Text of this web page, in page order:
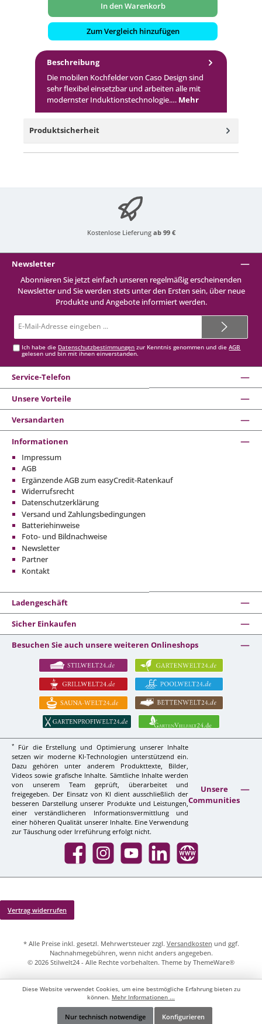
In den Warenkorb
Zum Vergleich hinzufügen
Beschreibung
Die mobilen Kochfelder von Caso Design sind
sehr flexibel einsetzbar und arbeiten alle mit
modernster Induktionstechnologie.… Mehr
Produktsicherheit
Kostenlose Lieferung ab 99 €
Newsletter
Abonnieren Sie jetzt einfach unseren regelmäßig erscheinenden
Newsletter und Sie werden stets unter den Ersten sein, über neue
Produkte und Angebote informiert werden.
Mail-
Ich habe die Datenschutzbestimmungen zur Kenntnis genommen und dieAGB
gelesen und bin mit ihnen einverstanden.
Service-Telefon
Unsere Vorteile
Versandarten
Informationen
Impressum
AGB
Ergänzende AGB zum easyCredit-Ratenkauf
Widerrufsrecht
Datenschutzerklärung
Versand und Zahlungsbedingungen
Batteriehinweise
Foto- und Bildnachweise
Newsletter
Partner
Kontakt
Ladengeschäft
Sicher Einkaufen
Besuchen Sie auch unsere weiteren Onlineshops
*
Für die Erstellung und Optimierung unserer Inhalte
setzen wir moderne KI-Technologien unterstützend ein.
Dazu gehören unter anderem Produkttexte, Bilder,
Videos sowie grafische Inhalte. Sämtliche Inhalte werden
von unserem Team geprüft, überarbeitet und
freigegeben. Der Einsatz von KI dient ausschließlich der
besseren Darstellung unserer Produkte und Leistungen,
einer verständlicheren Informationsvermittlung und
einer höheren Qualität unserer Inhalte. Eine Verwendung
zur Täuschung oder Irreführung erfolgt nicht.
Unsere
Communities
Facebook InstagramYouTube LinkedIn Website
Vertrag widerrufen
* Alle Preise inkl. gesetzl. Mehrwertsteuer zzgl. Versandkosten und ggf.
Nachnahmegebühren, wenn nicht anders angegeben.
© 2026 Stilwelt24 - Alle Rechte vorbehalten. Theme by ThemeWare®
Diese Website verwendet Cookies, um eine bestmögliche Erfahrung bieten zu
können. Mehr Informationen ...
Nur technisch notwendige Konfigurieren